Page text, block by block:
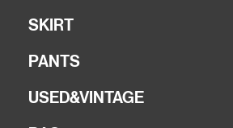
SKIRT
PANTS
USED&VINTAGE